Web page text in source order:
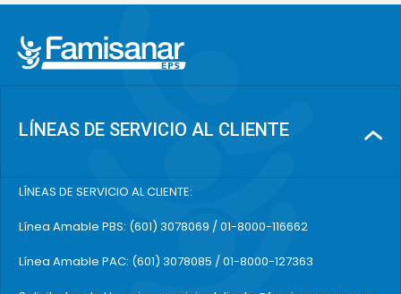
LÍNEAS DE SERVICIO AL CLIENTE
LÍNEAS DE SERVICIO AL CLIENTE:
Línea Amable PBS: (601) 3078069 / 01-8000-116662
Línea Amable PAC: (601) 3078085 / 01-8000-127363